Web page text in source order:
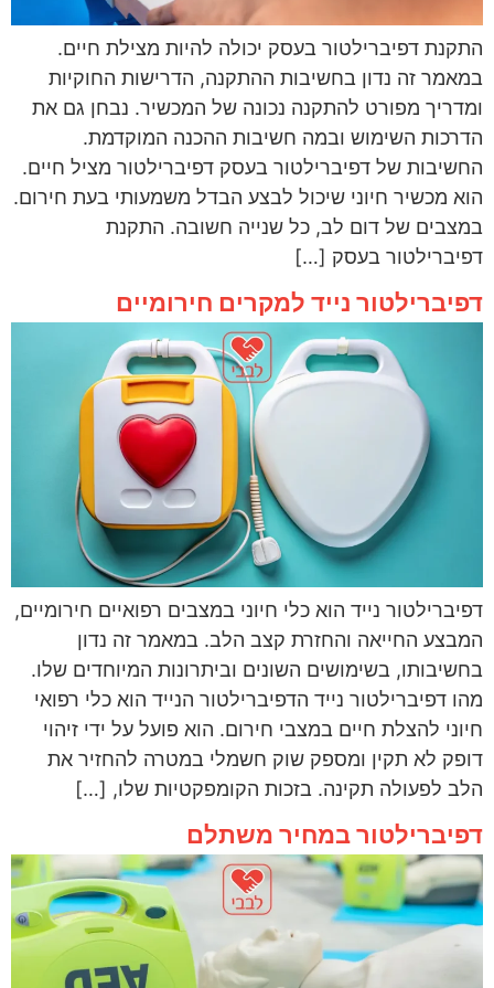
התקנת דפיברילטור בעסק יכולה להיות מצילת חיים.
במאמר זה נדון בחשיבות ההתקנה, הדרישות החוקיות
ומדריך מפורט להתקנה נכונה של המכשיר. נבחן גם את
הדרכות השימוש ובמה חשיבות ההכנה המוקדמת.
החשיבות של דפיברילטור בעסק דפיברילטור מציל חיים.
הוא מכשיר חיוני שיכול לבצע הבדל משמעותי בעת חירום.
במצבים של דום לב, כל שנייה חשובה. התקנת
דפיברילטור בעסק […]
דפיברילטור נייד למקרים חירומיים
דפיברילטור נייד הוא כלי חיוני במצבים רפואיים חירומיים,
המבצע החייאה והחזרת קצב הלב. במאמר זה נדון
בחשיבותו, בשימושים השונים וביתרונות המיוחדים שלו.
מהו דפיברילטור נייד הדפיברילטור הנייד הוא כלי רפואי
חיוני להצלת חיים במצבי חירום. הוא פועל על ידי זיהוי
דופק לא תקין ומספק שוק חשמלי במטרה להחזיר את
הלב לפעולה תקינה. בזכות הקומפקטיות שלו, […]
דפיברילטור במחיר משתלם